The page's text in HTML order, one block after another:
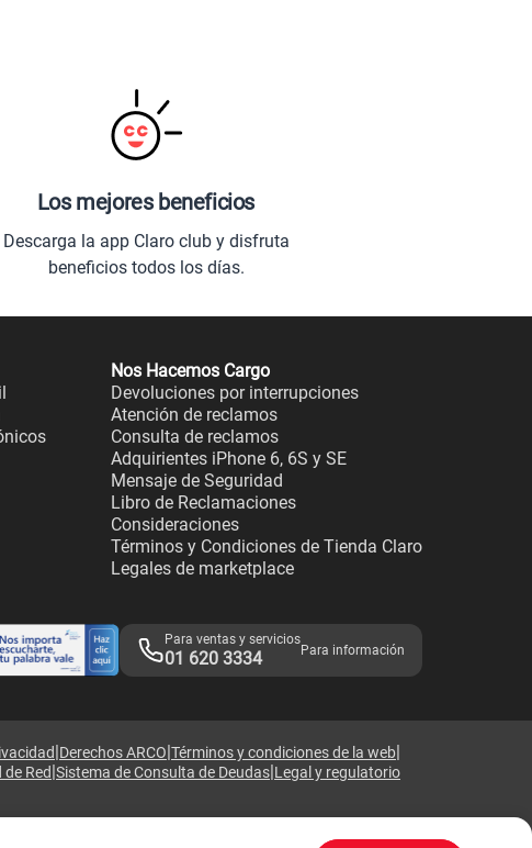
Los mejores beneficios
Descarga la app Claro club y disfruta
beneficios todos los días.
Nos Hacemos Cargo
Devoluciones por interrupciones
Atención de reclamos
Consulta de reclamos
Adquirientes iPhone 6, 6S y SE
Mensaje de Seguridad
Libro de Reclamaciones
Consideraciones
Términos y Condiciones de Tienda Claro
Legales de marketplace
Para ventas y servicios
01 620 3334 Para información
|Derechos ARCO|Términos y condiciones de la web|
Red|Sistema de Consulta de Deudas|Legal y regulatorio